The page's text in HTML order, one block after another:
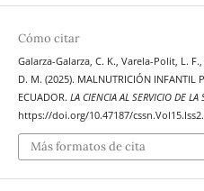
Cómo citar
Galarza-Galarza, C. K., Varela-Polit, L.
D. M. (2025). MALNUTRICIÓN INFANTIL
ECUADOR. LA CIENCIA AL SERVICIO DE LA
https://doi.org/10.47187/
Más formatos de cita